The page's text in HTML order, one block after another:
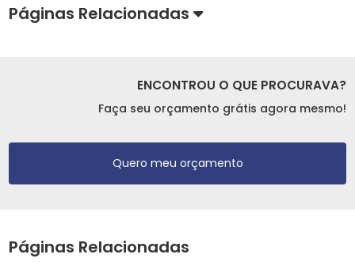
Páginas Relacionadas
ENCONTROU O QUE PROCURAVA?
Faça seu orçamento grátis agora mesmo!
Quero meu orçamento
Páginas Relacionadas